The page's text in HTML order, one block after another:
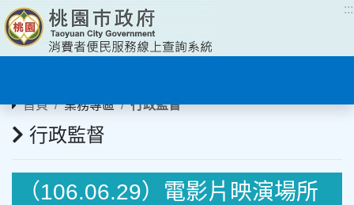
:::
首頁 業務專區 行政監督
行政監督
（106.06.29）電影片映演場所